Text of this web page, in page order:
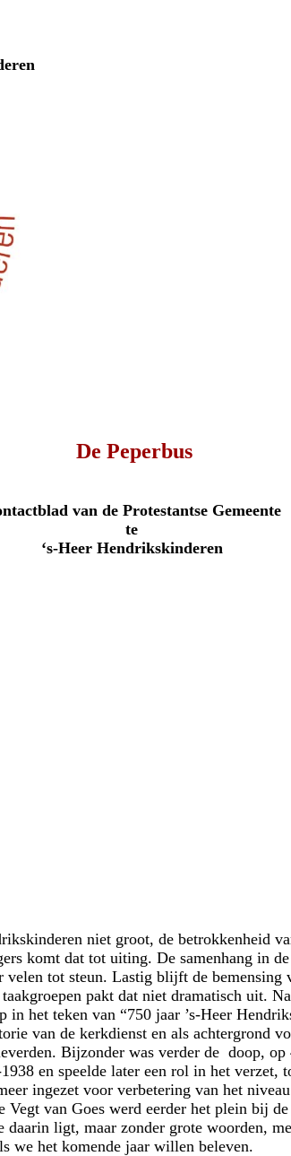
De Peperbus
van de Protestantse Gemeente
te
‘s-Heer Hendrikskinderen
niet groot, de betrokkenheid
komt dat tot uiting. De samenhang in de
tot steun. Lastig blijft de bemensing
pakt dat niet dramatisch uit.
in het teken van “750 jaar ’s-Heer
van de kerkdienst en als achtergrond
Bijzonder was verder de doop,
en speelde later een rol in het verzet,
ingezet voor verbetering van het
van Goes werd eerder het plein bij
ligt, maar zonder grote woorden,
we het komende jaar willen beleven.